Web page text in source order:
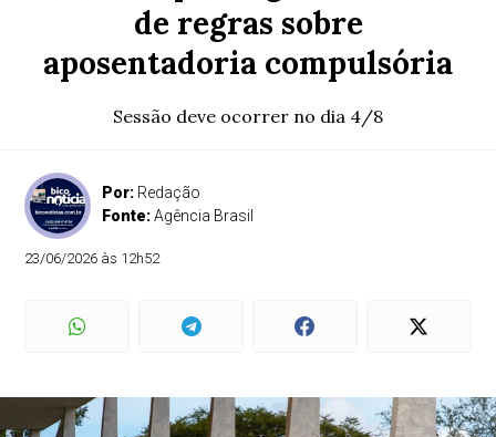
de regras sobre
aposentadoria compulsória
Sessão deve ocorrer no dia 4/8
Por: Redação
Fonte:Agência Brasil
23/06/2026 às 12h52